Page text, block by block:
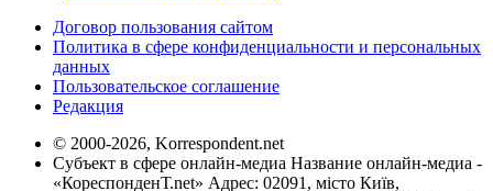
Договор пользования сайтом
Политика в сфере конфиденциальности и персональных
данных
Пользовательское соглашение
Редакция
© 2000-2026, Korrespondent.net
Субъект в сфере онлайн-медиа Название онлайн-медиа -
«КореспонденТ.net» Адрес: 02091, місто Київ,